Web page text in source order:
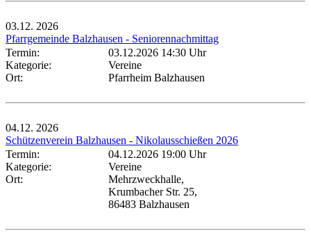
03.12. 2026
Pfarrgemeinde Balzhausen - Seniorennachmittag
Termin:
03.12.2026 14:30 Uhr
Kategorie:
Vereine
Ort:
Pfarrheim Balzhausen
04.12. 2026
Schützenverein Balzhausen - Nikolausschießen 2026
Termin:
04.12.2026 19:00 Uhr
Kategorie:
Vereine
Ort:
Mehrzweckhalle,
Krumbacher Str. 25,
86483 Balzhausen